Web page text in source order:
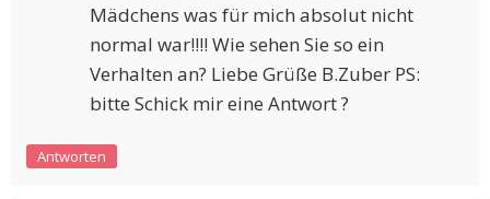
Mädchens was für mich absolut nicht
normal war!!!! Wie sehen Sie so ein
Verhalten an? Liebe Grüße B.Zuber PS:
bitte Schick mir eine Antwort ?
Antworten